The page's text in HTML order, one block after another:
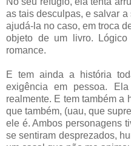
as tais desculpas, e salvar
ajudá-la no caso, em troca
objeto de um livro.
romance.
E tem ainda a história
exigência em pessoa.
realmente. E tem também a
que também, (uau, que
ele é. Ambos personagens
se sentiram desprezados,